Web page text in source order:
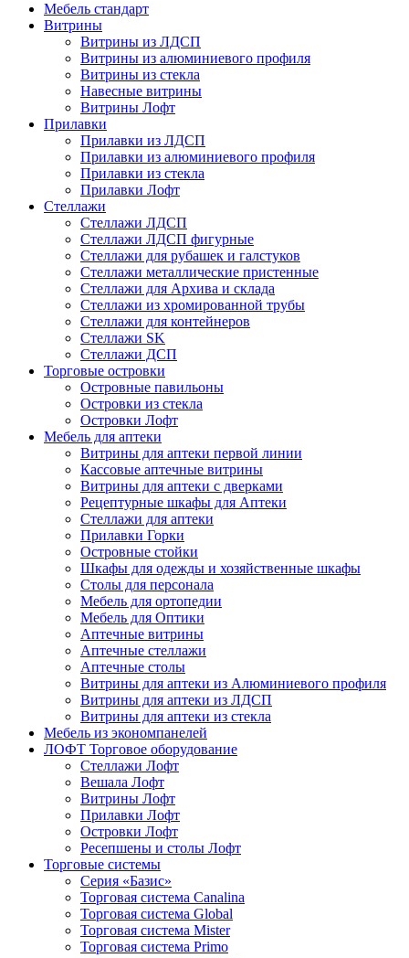
Мебель стандарт
Витрины
Витрины из ЛДСП
Витрины из алюминиевого профиля
Витрины из стекла
Навесные витрины
Витрины Лофт
Прилавки
Прилавки из ЛДСП
Прилавки из алюминиевого профиля
Прилавки из стекла
Прилавки Лофт
Стеллажи
Стеллажи ЛДСП
Стеллажи ЛДСП фигурные
Стеллажи для рубашек и галстуков
Стеллажи металлические пристенные
Стеллажи для Архива и склада
Стеллажи из хромированной трубы
Стеллажи для контейнеров
Стеллажи SK
Стеллажи ДСП
Торговые островки
Островные павильоны
Островки из стекла
Островки Лофт
Мебель для аптеки
Витрины для аптеки первой линии
Кассовые аптечные витрины
Витрины для аптеки с дверками
Рецептурные шкафы для Аптеки
Стеллажи для аптеки
Прилавки Горки
Островные стойки
Шкафы для одежды и хозяйственные шкафы
Столы для персонала
Мебель для ортопедии
Мебель для Оптики
Аптечные витрины
Аптечные стеллажи
Аптечные столы
Витрины для аптеки из Алюминиевого профиля
Витрины для аптеки из ЛДСП
Витрины для аптеки из стекла
Мебель из экономпанелей
ЛОФТ Торговое оборудование
Стеллажи Лофт
Вешала Лофт
Витрины Лофт
Прилавки Лофт
Островки Лофт
Ресепшены и столы Лофт
Торговые системы
Серия «Базис»
Торговая система Canalina
Торговая система Global
Торговая система Mister
Торговая система Primo